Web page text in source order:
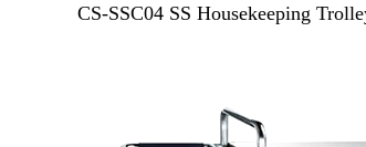
CS-SSC04 SS Housekeeping